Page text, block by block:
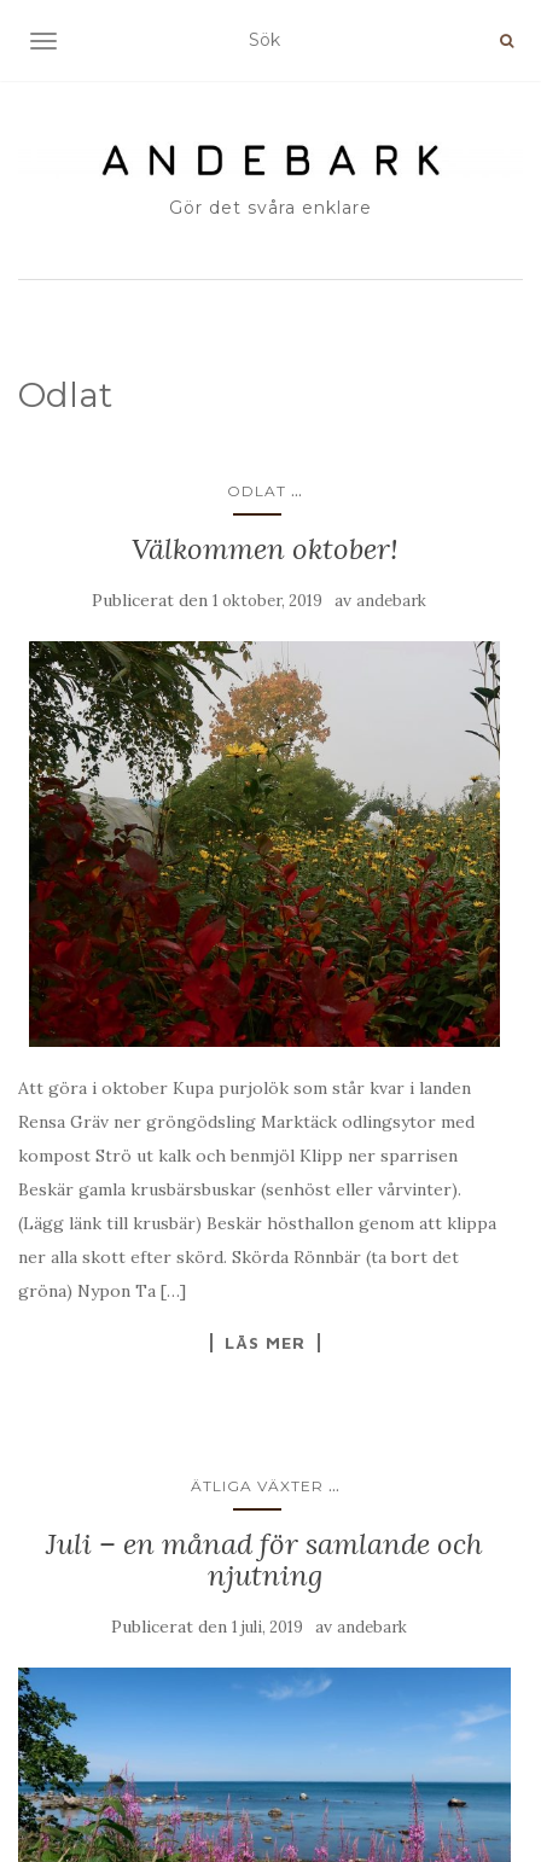
SLÅ PÅ/AV NAVIGERING
Gör det svåra enklare
Odlat
ODLAT ...
Välkommen oktober!
Publicerat den 1 oktober, 2019 av andebark
Att göra i oktober Kupa purjolök som står kvar i landen
Rensa Gräv ner gröngödsling Marktäck odlingsytor med
kompost Strö ut kalk och benmjöl Klipp ner sparrisen
Beskär gamla krusbärsbuskar (senhöst eller vårvinter).
(Lägg länk till krusbär) Beskär hösthallon genom att klippa
ner alla skott efter skörd. Skörda Rönnbär (ta bort det
gröna) Nypon Ta […]
LÄS MER
ÄTLIGA VÄXTER ...
Juli – en månad för samlande och
njutning
Publicerat den 1 juli, 2019 av andebark